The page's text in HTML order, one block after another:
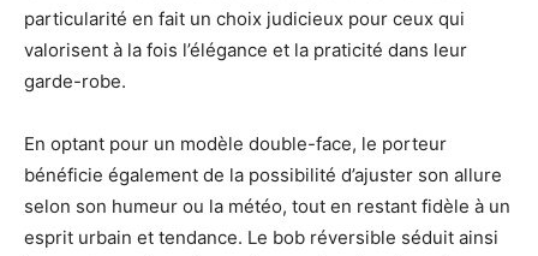
particularité en fait un choix judicieux pour ceux qui
valorisent à la fois l’élégance et la praticité dans leur
garde-robe.
En optant pour un modèle double-face, le porteur
bénéficie également de la possibilité d’ajuster son allure
selon son humeur ou la météo, tout en restant fidèle à un
esprit urbain et tendance. Le bob réversible séduit ainsi